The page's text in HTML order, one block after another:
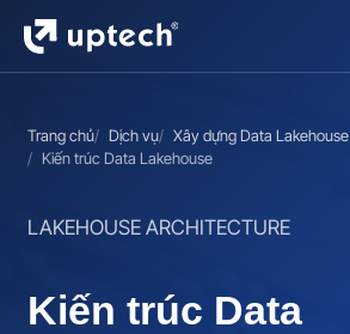
Trang chủ Dịch vụ
Xây dựng Data Lakehouse
Kiến trúc Data Lakehouse
LAKEHOUSE ARCHITECTURE
Kiến trúc Data